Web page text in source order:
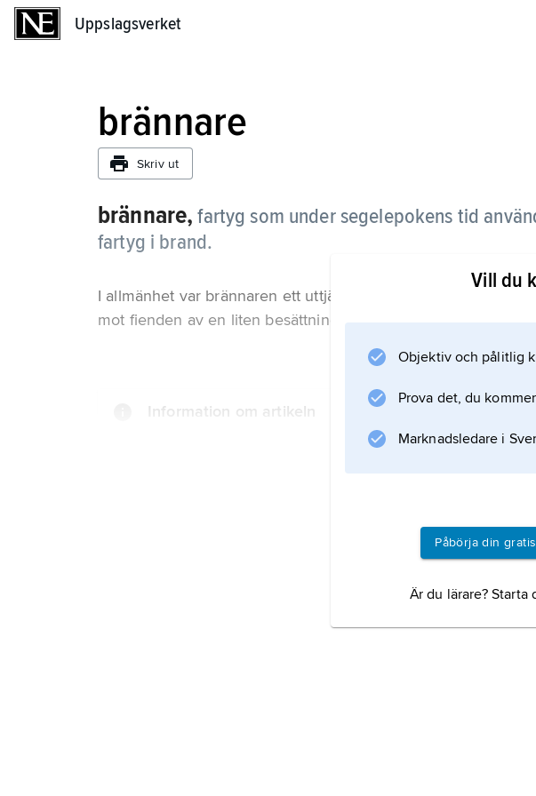
Uppslagsverket
brännare
Skriv ut
brännare, fartyg som under segelepokens tid
fartyg i brand.
I allmänhet var brännaren ett uttjänt fartyg som fylldes med
mot fienden av en liten besättning, som hakade fast
Information om artikeln
Vill du
Objektiv och pålitlig
Prova det, du
Marknadsledare i
Påbörja din
Är du lärare?